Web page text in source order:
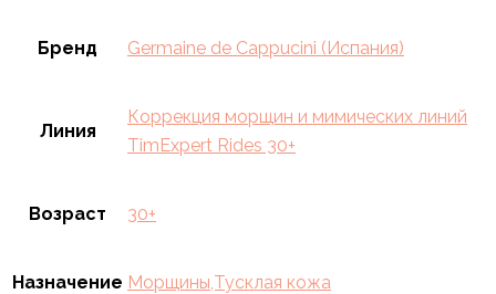
Бренд Germaine de Cappucini (Испания)
Линия
Коррекция морщин и мимических линий
TimExpert Rides 30+
Возраст 30+
Назначение Морщины,Тусклая кожа